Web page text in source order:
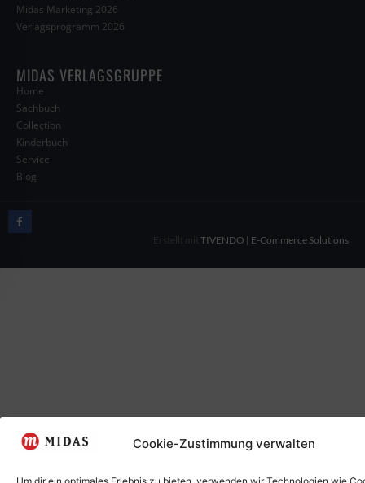
Cookie-Zustimmung verwalten
Midas Marketing 2026
Verlagsprogramm 2026
MIDAS VERLAGSGRUPPE
Home
Sachbuch
Collection
Kinderbuch
Service
Blog
TIVENDO | E-Commerce Solutions